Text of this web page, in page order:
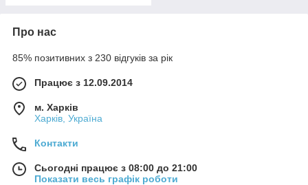
Про нас
85% позитивних з 230 відгуків за рік
Працює з 12.09.2014
м. Харків
Харків, Україна
Контакти
Сьогодні працює з 08:00 до 21:00
Показати весь графік роботи